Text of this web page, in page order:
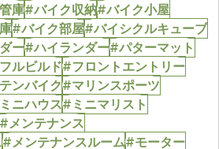
庫#バイク収納#バイク小屋
#バイク部屋#バイシクルキューブ
ー#ハイランダー#パターマット
ルビルド#フロントエントリー
ンバイク#マリンスポーツ
ニハウス#ミニマリスト
#メンテナンス
#メンテナンスルーム#モーター